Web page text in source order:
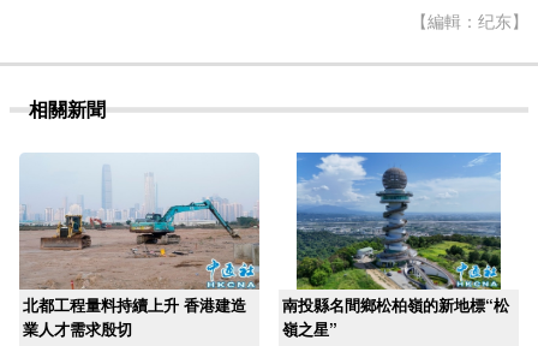
【編輯：纪东】
相關新聞
北都工程量料持續上升 香港建造
業人才需求殷切
南投縣名間鄉松柏嶺的新地標“松
嶺之星”